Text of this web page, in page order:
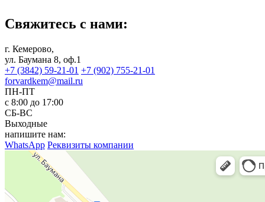
Свяжитесь с нами:
г. Кемерово,
ул. Баумана 8, оф.1
+7 (3842) 59-21-01 +7 (902) 755-21-01
forvardkem@mail.ru
ПН-ПТ
с 8:00 до 17:00
СБ-ВС
Выходные
напишите нам:
WhatsApp Реквизиты компании